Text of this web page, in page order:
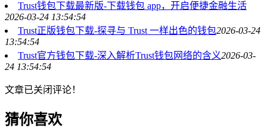
Trust钱包下载最新版-下载钱包 app，开启便捷金融生活
2026-03-24 13:54:54
Trust正版钱包下载-探寻与 Trust 一样出色的钱包2026-03-24
13:54:54
Trust官方钱包下载-深入解析Trust钱包网络的含义2026-03-
24 13:54:54
文章已关闭评论！
猜你喜欢